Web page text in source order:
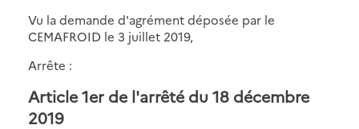
Vu la demande d'agrément déposée par le
CEMAFROID le 3 juillet 2019,
Arrête :
Article 1er de l'arrêté du 18 décembre
2019